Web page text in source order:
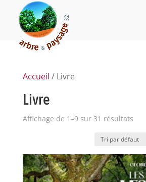
Accueil / Livre
Livre
Affichage de 1–9 sur 31 résultats